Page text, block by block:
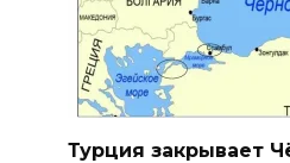
Турция закрывает